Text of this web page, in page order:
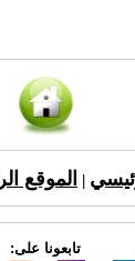
الموقع
تابعونا على: